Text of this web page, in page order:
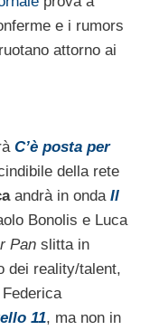
e i rumors
attorno ai
C’è posta per
della rete
andrà in onda Il
Bonolis e Luca
Pan slitta in
dei reality/talent,
11, ma non in